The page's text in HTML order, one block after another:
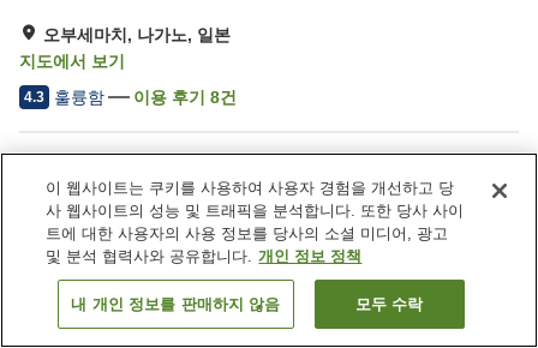
오부세마치, 나가노, 일본
지도에서 보기
4.3 훌륭함 이용 후기 8건
주차장
일본 나가노 오부세마치 게스트하우스 오부세
객실 보기
이 웹사이트는 쿠키를 사용하여 사용자 경험을 개선하고 당
사 웹사이트의 성능 및 트래픽을 분석합니다. 또한 당사 사이
트에 대한 사용자의 사용 정보를 당사의 소셜 미디어, 광고
및 분석 협력사와 공유합니다. 개인 정보 정책
내 개인 정보를 판매하지 않음 모두 수락